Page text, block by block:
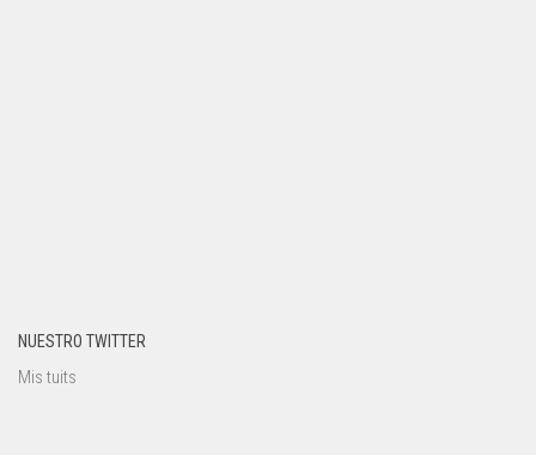
NUESTRO TWITTER
Mis tuits